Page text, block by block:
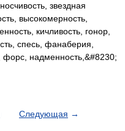
звездная
высокомерность,
кичливость, гонор,
спесь, фанаберия,
форс, надменность,&#8230;
Следующая →